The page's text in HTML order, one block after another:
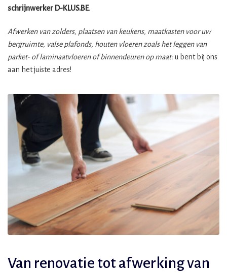
schrijnwerker D-KLUS.BE.
Afwerken van zolders, plaatsen van keukens, maatkasten voor uw
bergruimte, valse plafonds, houten vloeren zoals het leggen van
parket- of laminaatvloeren of binnendeuren op maat:u bent bij ons
aan het juiste adres!
Van renovatie tot afwerking van